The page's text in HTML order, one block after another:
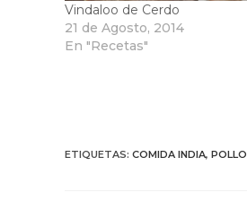
Vindaloo de Cerdo
21 de Agosto, 2014
En "Recetas"
ETIQUETAS: COMIDA INDIA, POLLO